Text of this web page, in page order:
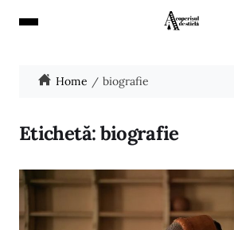
Home biografie
Etichetă:biografie